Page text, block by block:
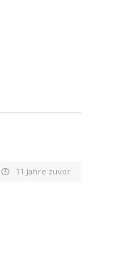
11 Jahre zuvor